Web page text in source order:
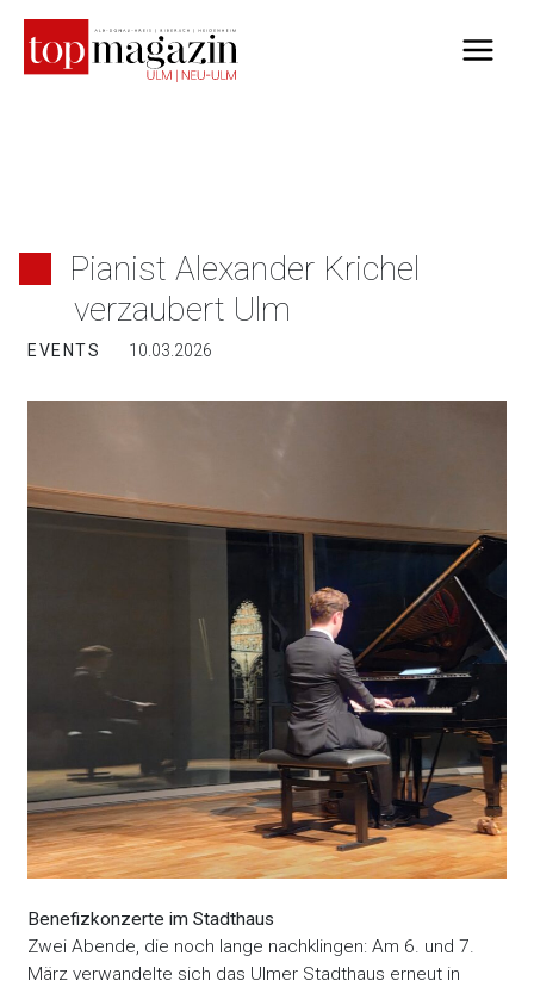
Inhalt
springen
Pianist Alexander Krichel
verzaubert Ulm
EVENTS 10.03.2026
Benefizkonzerte im Stadthaus
Zwei Abende, die noch lange nachklingen: Am 6. und 7.
März verwandelte sich das Ulmer Stadthaus erneut in